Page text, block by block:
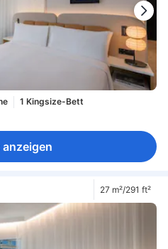
1 Kingsize-Bett
anzeigen
27 m²/291 ft²